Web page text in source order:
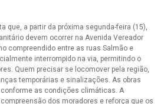
que, a partir da próxima segunda-feira (15),
devem ocorrer na Avenida Vereador
compreendido entre as ruas Salmão e
interrompido na via, permitindo o
Quem precisar se locomover pela região,
temporárias e sinalizações. As obras
as condições climáticas. A
dos moradores e reforça que os